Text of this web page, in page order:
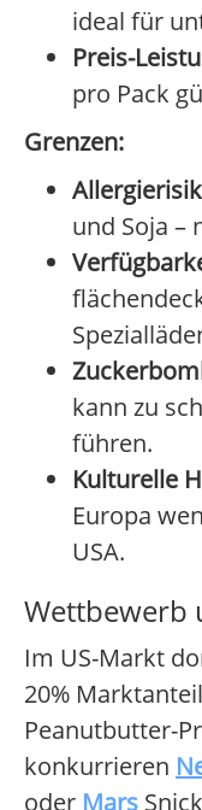
ideal für
Preis-
pro Pack
Grenzen:
und Soja –
kann zu
führen.
Kulturelle
Europa
USA.
Wettbewerb
Im US-Markt
20%
Peanutbutter-
konkurrieren
oder Mars